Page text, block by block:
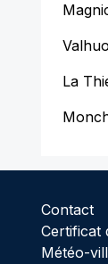
La
Contact
Certificat
Météo-